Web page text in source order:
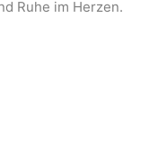
Ruhe im Herzen.